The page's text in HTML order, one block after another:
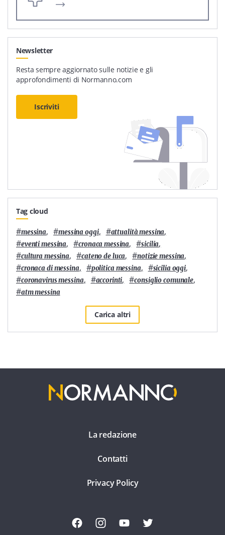
Newsletter
Resta sempre aggiornato sulle notizie e gli
approfondimenti di Normanno.com
Iscriviti
Tag cloud
#messina, #messina oggi, #attualità messina,
#eventi messina, #cronaca messina, #sicilia,
#cultura messina, #cateno de luca, #notizie messina,
#cronaca di messina, #politica messina, #sicilia oggi,
#coronavirus messina, #accorinti, #consiglio comunale,
#atm messina
Carica altri
La redazione
Contatti
Privacy Policy